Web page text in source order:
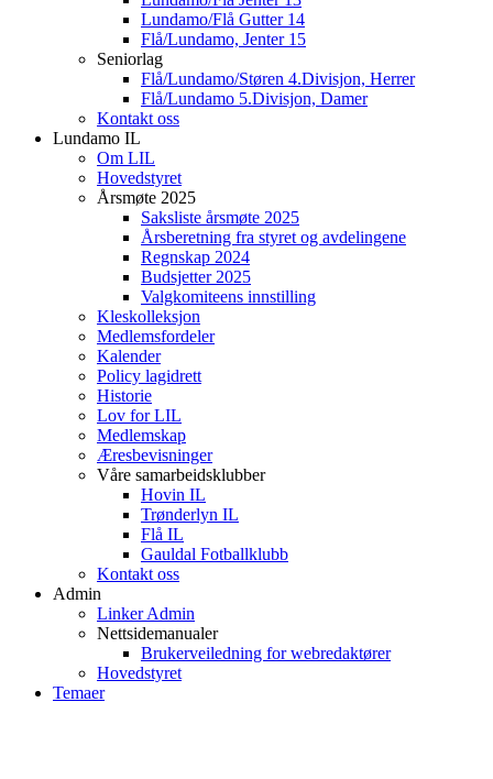
Lundamo/Flå Gutter 14
Flå/Lundamo, Jenter 15
Seniorlag
Flå/Lundamo/Støren 4.Divisjon, Herrer
Flå/Lundamo 5.Divisjon, Damer
Kontakt oss
Lundamo IL
Om LIL
Hovedstyret
Årsmøte 2025
Saksliste årsmøte 2025
Årsberetning fra styret og avdelingene
Regnskap 2024
Budsjetter 2025
Valgkomiteens innstilling
Kleskolleksjon
Medlemsfordeler
Kalender
Policy lagidrett
Historie
Lov for LIL
Medlemskap
Æresbevisninger
Våre samarbeidsklubber
Hovin IL
Trønderlyn IL
Flå IL
Gauldal Fotballklubb
Kontakt oss
Admin
Linker Admin
Nettsidemanualer
Brukerveiledning for webredaktører
Hovedstyret
Temaer